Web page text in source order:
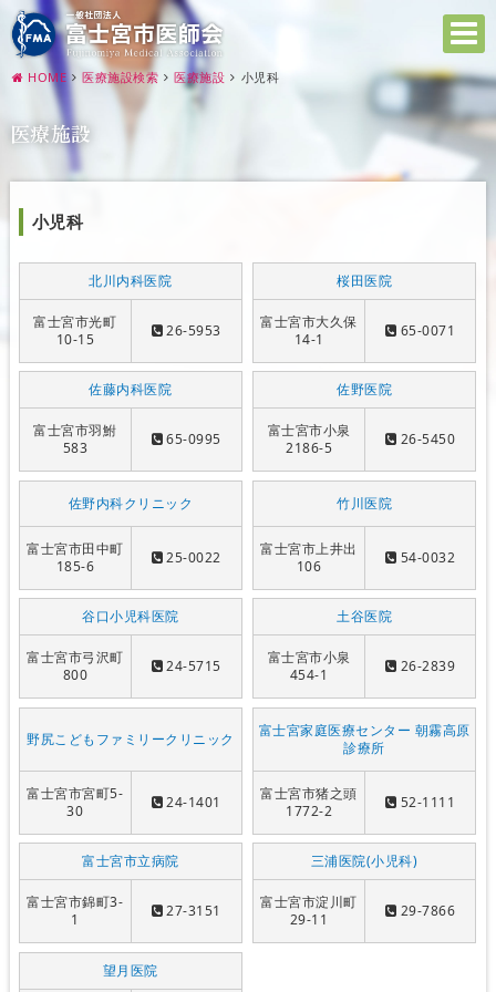
HOME 医療施設検索 医療施設 小児科
医療施設
小児科
北川内科医院
富士宮市光町
10-15
26-5953
桜田医院
富士宮市大久保
14-1
65-0071
佐藤内科医院
富士宮市羽鮒
583
65-0995
佐野医院
富士宮市小泉
2186-5
26-5450
佐野内科クリニック
富士宮市田中町
185-6
25-0022
竹川医院
富士宮市上井出
106
54-0032
谷口小児科医院
富士宮市弓沢町
800
24-5715
土谷医院
富士宮市小泉
454-1
26-2839
野尻こどもファミリークリニック
富士宮市宮町5-
30
24-1401
富士宮家庭医療センター 朝霧高原
診療所
富士宮市猪之頭
1772-2
52-1111
富士宮市立病院
富士宮市錦町3-
1
27-3151
三浦医院(小児科)
富士宮市淀川町
29-11
29-7866
望月医院